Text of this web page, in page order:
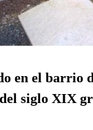
en el barrio
siglo XIX